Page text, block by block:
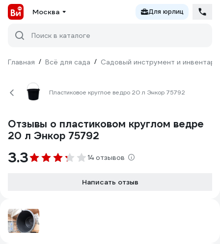
Москва Для юрлиц
Поиск в каталоге
Главная / Всё для сада / Садовый инструмент и инвентарь
Пластиковое круглое ведро 20 л Энкор 75792
Отзывы о пластиковом круглом ведре
20 л Энкор 75792
3.3 14 отзывов
Написать отзыв